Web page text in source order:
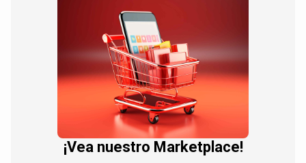
¡Vea nuestro Marketplace!